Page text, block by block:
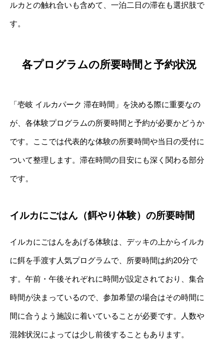
ルカとの触れ合いも含めて、一泊二日の滞在も選択肢で
す。
各プログラムの所要時間と予約状況
「壱岐 イルカパーク 滞在時間」を決める際に重要なの
が、各体験プログラムの所要時間と予約が必要かどうか
です。ここでは代表的な体験の所要時間や当日の受付に
ついて整理します。滞在時間の目安にも深く関わる部分
です。
イルカにごはん（餌やり体験）の所要時間
イルカにごはんをあげる体験は、デッキの上からイルカ
に餌を手渡す人気プログラムで、所要時間は約20分で
す。午前・午後それぞれに時間が設定されており、集合
時間が決まっているので、参加希望の場合はその時間に
間に合うよう施設に着いていることが必要です。人数や
混雑状況によっては少し前後することもあります。